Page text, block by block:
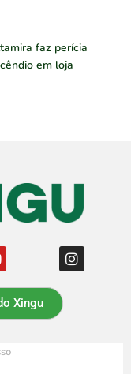
faz perícia
em loja
Xingu